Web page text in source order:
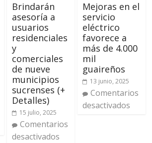
Brindarán
asesoría a
usuarios
residenciales
y
comerciales
de nueve
municipios
sucrenses (+
Detalles)
15 julio, 2025
Comentarios
desactivados
Mejoras en el
servicio
eléctrico
favorece a
más de 4.000
mil
guaireños
13 junio, 2025
Comentarios
desactivados